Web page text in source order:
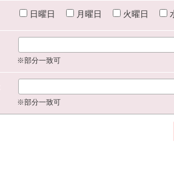
日曜日 月曜日 火曜日
※部分一致可
※部分一致可